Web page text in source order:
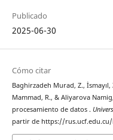
Publicado
2025-06-30
Cómo citar
Baghirzadeh Murad, Z., İsmayıl,
Mammad, R., & Aliyarova
procesamiento de datos .
partir de https://